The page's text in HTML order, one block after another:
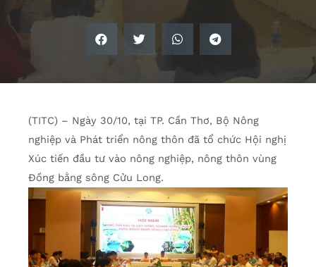
(TITC) – Ngày 30/10, tại TP. Cần Thơ, Bộ Nông
nghiệp và Phát triển nông thôn đã tổ chức Hội nghị
Xúc tiến đầu tư vào nông nghiệp, nông thôn vùng
Đồng bằng sông Cửu Long.